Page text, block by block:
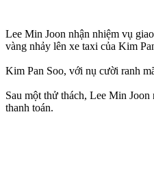
Lee Min Joon nhận nhiệm vụ
vàng nhảy lên xe taxi của Kim
Kim Pan Soo, với nụ cười ranh
Sau một thử thách, Lee Min
thanh toán.